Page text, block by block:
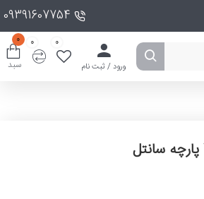
09391607754
ورود / ثبت نام
0
0
سبد
0